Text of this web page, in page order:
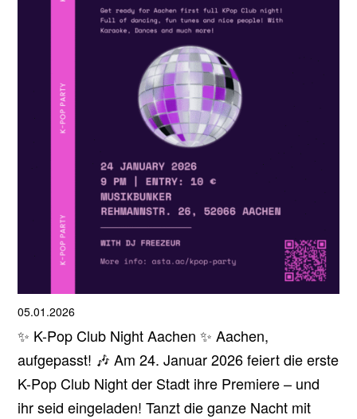
05.01.2026
✨ K-Pop Club Night Aachen ✨ Aachen,
aufgepasst! 🎶 Am 24. Januar 2026 feiert die erste
K-Pop Club Night der Stadt ihre Premiere – und
ihr seid eingeladen! Tanzt die ganze Nacht mit